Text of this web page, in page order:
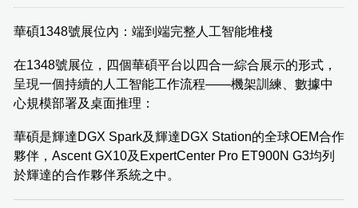
華碩1348號展位內：端到端完整人工智能堆棧
在1348號展位，四個華碩平台以四合一綜合展示的形式，
呈現一個持續的人工智能工作流程——機架訓練、數據中
心規模部署及桌面推理：
華碩是輝達DGX Spark及輝達DGX Station的全球OEM合作
夥伴，Ascent GX10及ExpertCenter Pro ET900N G3均列
於輝達的合作夥伴系統之中。